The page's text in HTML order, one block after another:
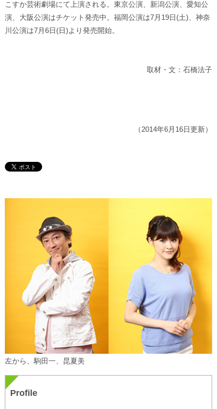
こすか芸術劇場にて上演される。東京公演、新潟公演、愛知公
演、大阪公演はチケット発売中。福岡公演は7月19日(土)、神奈
川公演は7月6日(日)より発売開始。
取材・文：石橋法子
（2014年6月16日更新）
左から、駒田一、昆夏美
Profile